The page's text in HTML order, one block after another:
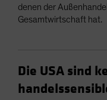
denen der
Gesamtwirtschaft hat.
Die USA sind